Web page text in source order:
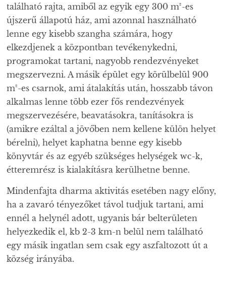
található rajta, amiből az egyik egy 300 m²-es
újszerű állapotú ház, ami azonnal használható
lenne egy kisebb szangha számára, hogy
elkezdjenek a központban tevékenykedni,
programokat tartani, nagyobb rendezvényeket
megszervezni. A másik épület egy körülbelül 900
m²-es csarnok, ami átalakítás után, hosszabb távon
alkalmas lenne több ezer fős rendezvények
megszervezésére, beavatásokra, tanításokra is
(amikre ezáltal a jövőben nem kellene külön helyet
bérelni), helyet kaphatna benne egy kisebb
könyvtár és az egyéb szükséges helységek wc-k,
étteremrész is kialakításra kerülhetne benne.
Mindenfajta dharma aktivitás esetében nagy előny,
ha a zavaró tényezőket távol tudjuk tartani, ami
ennél a helynél adott, ugyanis bár belterületen
helyezkedik el, kb 2-3 km-n belül nem található
egy másik ingatlan sem csak egy aszfaltozott út a
község irányába.